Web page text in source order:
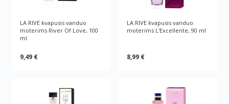
LA RIVE kvapusis vanduo
moterims River Of Love, 100
ml
9,49 €
LA RIVE kvapusis vanduo
moterims L'Excellente, 90 ml
8,99 €